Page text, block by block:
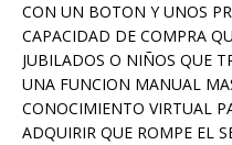
CON UN BOTON Y UNOS
CAPACIDAD DE COMPRA
JUBILADOS O NIÑOS QUE
UNA FUNCION MANUAL
CONOCIMIENTO VIRTUAL
ADQUIRIR QUE ROMPE EL